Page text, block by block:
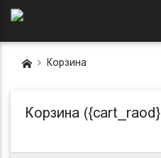
Корзина
Корзина ({cart_raod}